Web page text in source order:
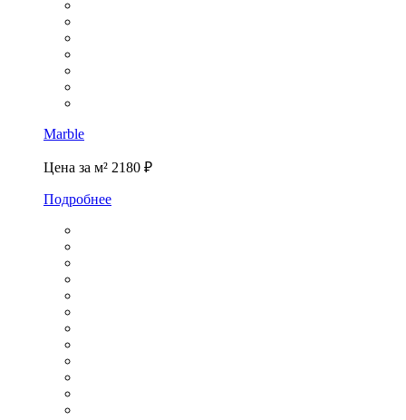
Marble
Цена за м² 2180 ₽
Подробнее